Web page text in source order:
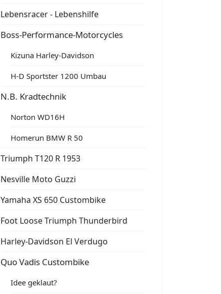
Lebensracer - Lebenshilfe
Boss-Performance-Motorcycles
Kizuna Harley-Davidson
H-D Sportster 1200 Umbau
N.B. Kradtechnik
Norton WD16H
Homerun BMW R 50
Triumph T120 R 1953
Nesville Moto Guzzi
Yamaha XS 650 Custombike
Foot Loose Triumph Thunderbird
Harley-Davidson El Verdugo
Quo Vadis Custombike
Idee geklaut?